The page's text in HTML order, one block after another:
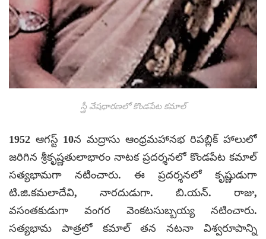
స్త్రీ వేషధారణలో కొండపేట కమాల్
1952 ఆగస్ట్ 10న మద్రాసు ఆంధ్రమహానభ రిపబ్లిక్ హాలులో
జరిగిన శ్రీకృష్ణతులాభారం నాటక ప్రదర్శనలో కొండపేట కమాల్‌
సత్యభామగా నటించారు. ఈ ప్రదర్శనలో కృష్ణుడుగా
టి.జి.కమలాదేవి, నారదుడుగా. బి.యన్‌. రాజు,
వసంతకుడుగా వంగర వెంకటసుబ్బయ్య నటించారు.
సత్యభామ పాత్రలో కమాల్ తన నటనా విశ్వరూపాన్ని